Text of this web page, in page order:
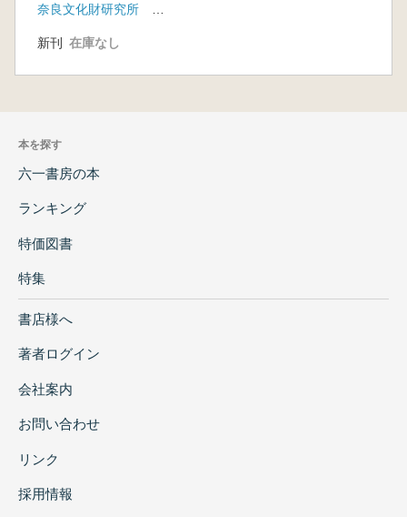
新刊 在庫なし
本を探す
六一書房の本
ランキング
特価図書
特集
書店様へ
著者ログイン
会社案内
お問い合わせ
リンク
採用情報